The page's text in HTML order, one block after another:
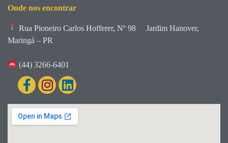
Onde nos encontrar
Rua Pioneiro Carlos Hofferer, Nº 98
Jardim Hanover,
Maringá – PR
(44) 3266-6401